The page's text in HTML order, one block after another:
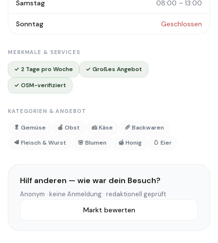
Samstag 08:00 – 13:00
Sonntag Geschlossen
MERKMALE & SERVICES
✓ 2 Tage pro Woche ✓ Großes Angebot
✓ OSM-verifiziert
KATEGORIEN & ANGEBOT
🥬 Gemüse 🍎 Obst 🧀 Käse
🥖 Backwaren
🥩 Fleisch & Wurst
🌸 Blumen 🍯 Honig 🥚 Eier
Hilf anderen — wie war dein Besuch?
Anonym · keine Anmeldung · redaktionell geprüft
Markt bewerten